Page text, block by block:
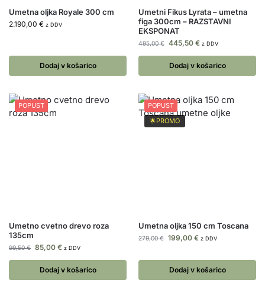
Umetna oljka Royale 300 cm
2.190,00 € z DDV
Dodaj v košarico
Umetni Fikus Lyrata – umetna
figa 300cm – RAZSTAVNI
EKSPONAT
495,00€ 445,50 € z DDV
Dodaj v košarico
POPUST
Umetno cvetno drevo roza
135cm
99,50€ 85,00 € z DDV
Dodaj v košarico
POPUST
🌟PROMO
Umetna oljka 150 cm Toscana
279,00€ 199,00 € z DDV
Dodaj v košarico